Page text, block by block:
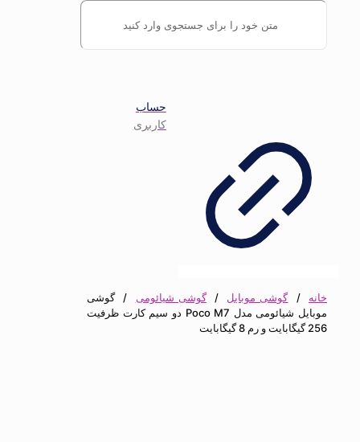
حساب
کاربری
خانه /گوشی موبایل /گوشی شیائومی /گوشی
موبایل شیائومی مدل Poco M7 دو سیم کارت ظرفیت
256 گیگابایت و رم 8 گیگابایت